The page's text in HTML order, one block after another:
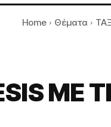
Home Θέματα